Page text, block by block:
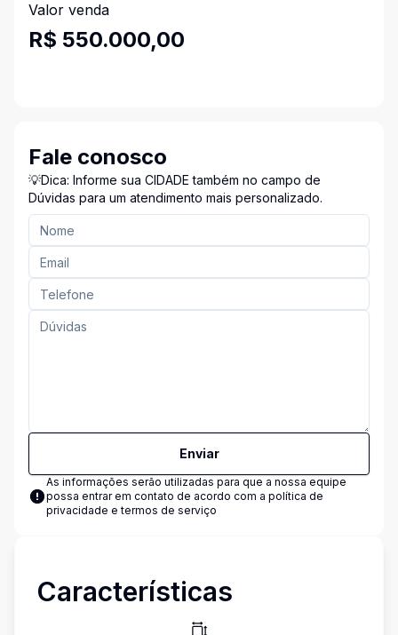
Valor venda
R$ 550.000,00
Fale conosco
💡Dica: Informe sua CIDADE também no campo de
Dúvidas para um atendimento mais personalizado.
Enviar
As informações serão utilizadas para que a nossa equipe
possa entrar em contato de acordo com a política de
privacidade e termos de serviço
Características